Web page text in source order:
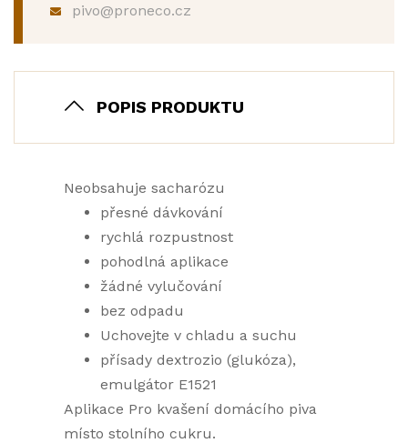
pivo@proneco.cz
POPIS PRODUKTU
Neobsahuje sacharózu
přesné dávkování
rychlá rozpustnost
pohodlná aplikace
žádné vylučování
bez odpadu
Uchovejte v chladu a suchu
přísady dextrozio (glukóza),
emulgátor E1521
Aplikace Pro kvašení domácího piva
místo stolního cukru.